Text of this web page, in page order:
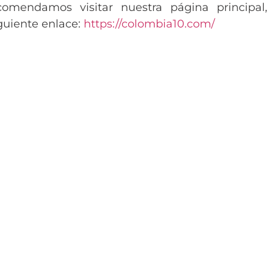
visitar nuestra página principal,
enlace: https://colombia10.com/